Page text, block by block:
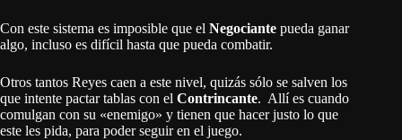
Con este sistema es imposible que el Negociante pueda ganar
algo, incluso es difícil hasta que pueda combatir.
Otros tantos Reyes caen a este nivel, quizás sólo se salven los
que intente pactar tablas con el Contrincante. Allí es cuando
comulgan con su «enemigo» y tienen que hacer justo lo que
este les pida, para poder seguir en el juego.